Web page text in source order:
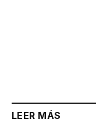
LEER MÁS